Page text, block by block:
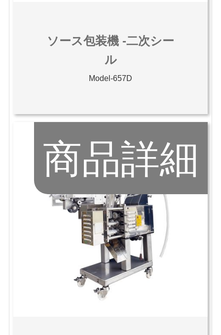
ソース包装機 -二次シー
ル
Model-657D
商品詳細